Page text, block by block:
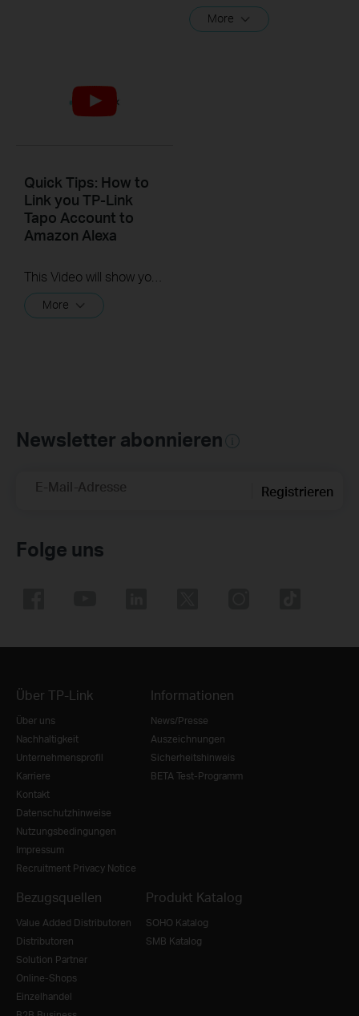
More
Quick Tips: How to
Link you TP-Link
Tapo Account to
Amazon Alexa
This Video will show you how to integrate your Tapo account to Amazon Alexa
More
Newsletter abonnieren
E-Mail-Adresse Registrieren
Folge uns
Über TP-Link
Über uns
Nachhaltigkeit
Unternehmensprofil
Karriere
Kontakt
Datenschutzhinweise
Nutzungsbedingungen
Impressum
Recruitment Privacy Notice
Informationen
News/Presse
Auszeichnungen
Sicherheitshinweis
BETA Test-Programm
Bezugsquellen
Value Added Distributoren
Distributoren
Solution Partner
Online-Shops
Einzelhandel
Produkt Katalog
SOHO Katalog
SMB Katalog